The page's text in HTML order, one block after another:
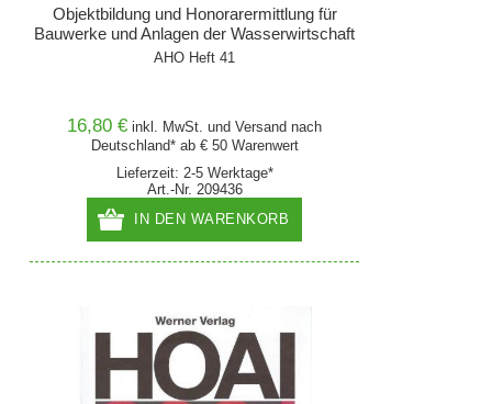
Objektbildung und Honorarermittlung für
Bauwerke und Anlagen der Wasserwirtschaft
AHO Heft 41
16,80 € inkl. MwSt. undVersand nach
Deutschland* ab € 50 Warenwert
Lieferzeit: 2-5 Werktage*
Art.-Nr. 209436
IN DEN WARENKORB